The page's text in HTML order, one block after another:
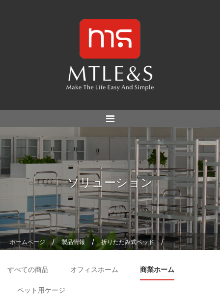
ソリューション
ホームページ / 製品情報 / 折りたたみ式ベッド /
すべての商品 オフィスホーム 商業ホーム
ペット用ケージ